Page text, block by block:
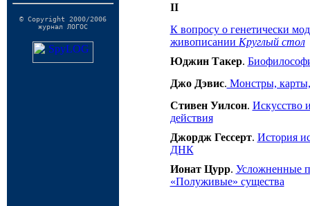
© Copyright 2000/2006
журнал ЛОГОС
II
К вопросу о генетически
живописании Круглый стол
Юджин Такер.
Джо Дэвис. Монстры,
Стивен Уилсон. Искусство
действия
Джордж Гессерт. История
ДНК
Ионат Цурр. Усложненные
«Полуживые» существа